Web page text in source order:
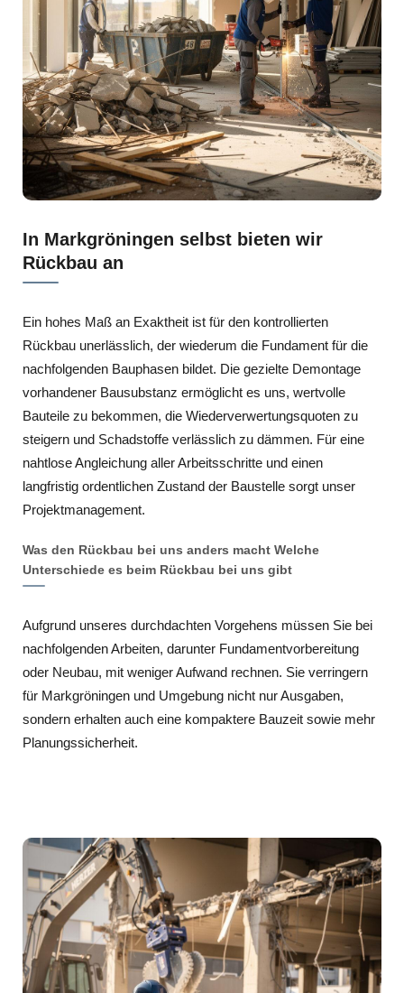
In Markgröningen selbst bieten wir
Rückbau an
Ein hohes Maß an Exaktheit ist für den kontrollierten
Rückbau unerlässlich, der wiederum die Fundament für die
nachfolgenden Bauphasen bildet. Die gezielte Demontage
vorhandener Bausubstanz ermöglicht es uns, wertvolle
Bauteile zu bekommen, die Wiederverwertungsquoten zu
steigern und Schadstoffe verlässlich zu dämmen. Für eine
nahtlose Angleichung aller Arbeitsschritte und einen
langfristig ordentlichen Zustand der Baustelle sorgt unser
Projektmanagement.
Was den Rückbau bei uns anders macht Welche
Unterschiede es beim Rückbau bei uns gibt
Aufgrund unseres durchdachten Vorgehens müssen Sie bei
nachfolgenden Arbeiten, darunter Fundamentvorbereitung
oder Neubau, mit weniger Aufwand rechnen. Sie verringern
für Markgröningen und Umgebung nicht nur Ausgaben,
sondern erhalten auch eine kompaktere Bauzeit sowie mehr
Planungssicherheit.